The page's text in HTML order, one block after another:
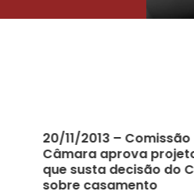
20/11/2013 –
Câmara aprova
que susta decisão do
sobre casamento